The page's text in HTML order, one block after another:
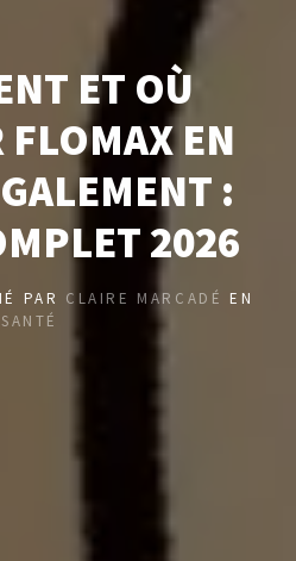
ET OÙ
FLOMAX EN
:
2026
PAR CLAIRE MARCADÉ EN
SANTÉ